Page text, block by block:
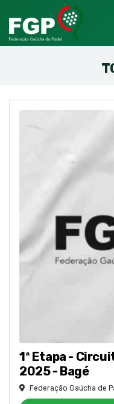
1ª Etapa -
2025 - Bagé
Federação Gaúcha de